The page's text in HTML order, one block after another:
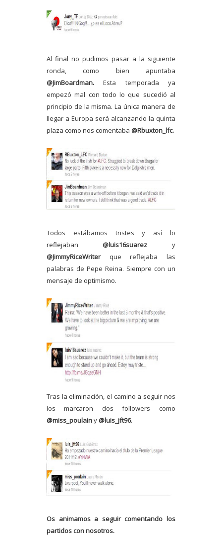
Al final no pudimos pasar a la siguiente
ronda, como bien apuntaba
@JimBoardman.Esta temporada ya
empezó mal con todo lo que sucedió al
principio de la misma. La única manera de
llegar a Europa será alcanzando la quinta
plaza como nos comentaba @Rbuxton_lfc.
Todos estábamos tristes y así lo
reflejaban @luis16suarez y
@JimmyRiceWriter que reflejaba las
palabras de Pepe Reina. Siempre con un
mensaje de optimismo.
Tras la eliminación, el camino a seguir nos
los marcaron dos followers como
@miss_poulainy @luis_jft96.
Os animamos a seguir comentando los
partidos con nosotros.